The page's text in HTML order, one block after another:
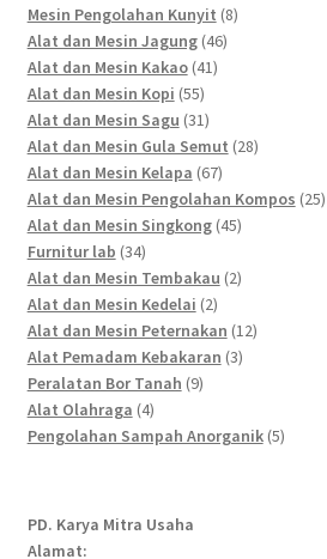
products
Mesin Pengolahan Kunyit 88
Alat dan Mesin Jagung 4646
Alat dan Mesin Kakao 4141
Alat dan Mesin Kopi 5555
products
Alat dan Mesin Sagu 3131
products
Alat dan Mesin Gula Semut 2828
Alat dan Mesin Kelapa 6767
products
Alat dan Mesin Pengolahan Kompos 2525
Alat dan Mesin Singkong 4545
Furnitur lab 3434
products
Alat dan Mesin Tembakau 22
Alat dan Mesin Kedelai 22
products
Alat dan Mesin Peternakan 1212
Alat Pemadam Kebakaran 33
Peralatan Bor Tanah 99
Alat Olahraga 44
products
Pengolahan Sampah Anorganik 55
PD. Karya Mitra Usaha
Alamat: